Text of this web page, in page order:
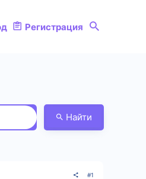
Регистрация
Найти
#1